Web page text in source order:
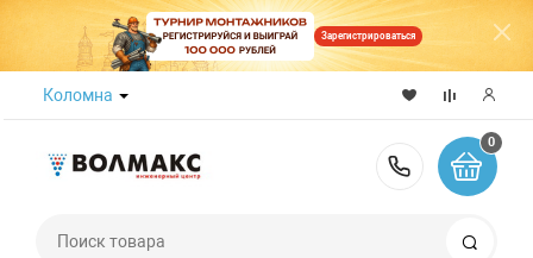
Зарегистрироваться
Коломна
8 (800)
0